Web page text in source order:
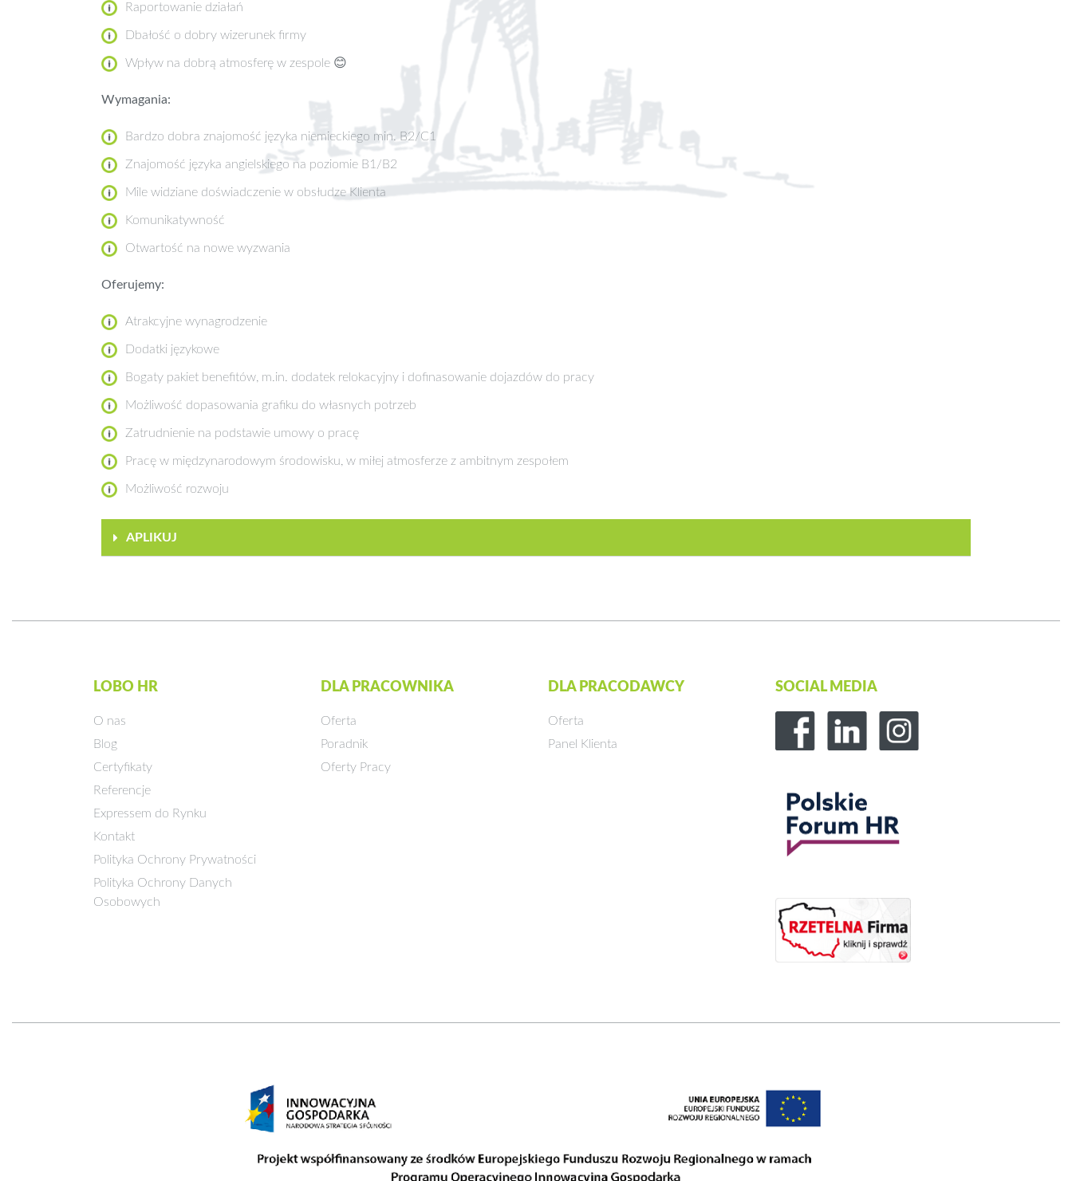
Raportowanie działań
Dbałość o dobry wizerunek firmy
Wpływ na dobrą atmosferę w zespole 😊
Wymagania:
Bardzo dobra znajomość języka niemieckiego min. B2/C1
Znajomość języka angielskiego na poziomie B1/B2
Mile widziane doświadczenie w obsłudze Klienta
Komunikatywność
Otwartość na nowe wyzwania
Oferujemy:
Atrakcyjne wynagrodzenie
Dodatki językowe
Bogaty pakiet benefitów, m.in. dodatek relokacyjny i dofinasowanie dojazdów do pracy
Możliwość dopasowania grafiku do własnych potrzeb
Zatrudnienie na podstawie umowy o pracę
Pracę w międzynarodowym środowisku, w miłej atmosferze z ambitnym zespołem
Możliwość rozwoju
APLIKUJ
LOBO HR
O nas
Blog
Certyfikaty
Referencje
Expressem do Rynku
Kontakt
Polityka Ochrony Prywatności
Polityka Ochrony Danych
Osobowych
DLA PRACOWNIKA
Oferta
Poradnik
Oferty Pracy
DLA PRACODAWCY
Oferta
Panel Klienta
SOCIAL MEDIA